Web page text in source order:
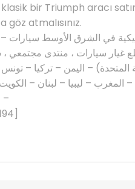
bir Triumph aracı
atmalısınız.
– الصفحة الرئيسية لعشاق السيارات الكلاسيكية في الشرق الأوسط سيارات
غيار سيارات ، منتدى مجتمعي
المتحدة) – اليمن – تركيا –
– ليبيا – لبنان –
–